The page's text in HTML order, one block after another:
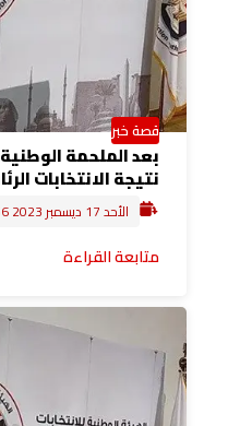
قصة خبر
بعد الملحمة
نتيجة الانتخابات
الأحد 17 ديسمبر 2023 2:56 م
متابعة القراءة